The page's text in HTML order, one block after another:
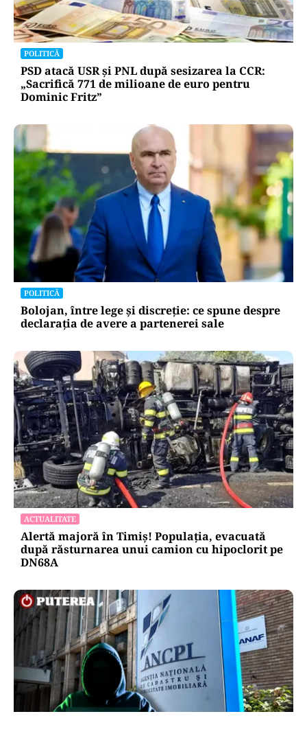
POLITICĂ
PSD atacă USR și PNL după sesizarea la CCR:
„Sacrifică 771 de milioane de euro pentru
Dominic Fritz”
POLITICĂ
Bolojan, între lege și discreție: ce spune despre
declarația de avere a partenerei sale
ACTUALITATE
Alertă majoră în Timiș! Populația, evacuată
după răsturnarea unui camion cu hipoclorit pe
DN68A